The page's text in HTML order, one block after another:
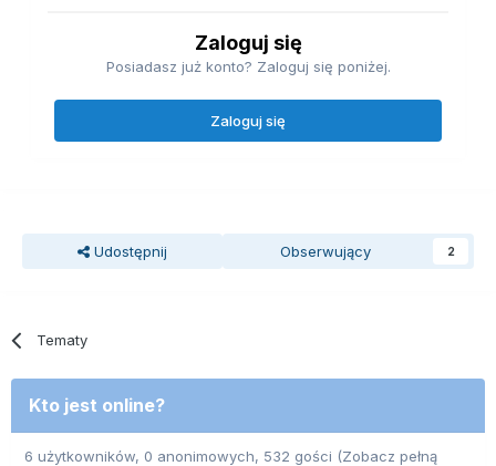
Zaloguj się
Posiadasz już konto? Zaloguj się poniżej.
Zaloguj się
Udostępnij Obserwujący 2
Tematy
Kto jest online?
6 użytkowników, 0 anonimowych, 532 gości (Zobacz pełną